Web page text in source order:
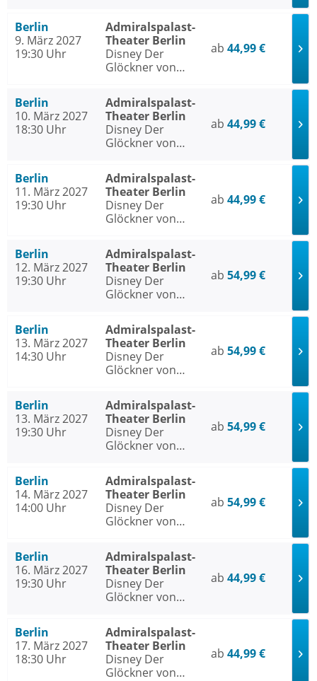
Berlin
9. März 2027
19:30 Uhr
Admiralspalast-
Theater Berlin
Disney Der
Glöckner von
ab 44,99 €
Berlin
10. März 2027
18:30 Uhr
Admiralspalast-
Theater Berlin
Disney Der
Glöckner von
ab 44,99 €
Berlin
11. März 2027
19:30 Uhr
Admiralspalast-
Theater Berlin
Disney Der
Glöckner von
ab 44,99 €
Berlin
12. März 2027
19:30 Uhr
Admiralspalast-
Theater Berlin
Disney Der
Glöckner von
ab 54,99 €
Berlin
13. März 2027
14:30 Uhr
Admiralspalast-
Theater Berlin
Disney Der
Glöckner von
ab 54,99 €
Berlin
13. März 2027
19:30 Uhr
Admiralspalast-
Theater Berlin
Disney Der
Glöckner von
ab 54,99 €
Berlin
14. März 2027
14:00 Uhr
Admiralspalast-
Theater Berlin
Disney Der
Glöckner von
ab 54,99 €
Berlin
16. März 2027
19:30 Uhr
Admiralspalast-
Theater Berlin
Disney Der
Glöckner von
ab 44,99 €
Berlin
17. März 2027
18:30 Uhr
Admiralspalast-
Theater Berlin
Disney Der
Glöckner von
ab 44,99 €